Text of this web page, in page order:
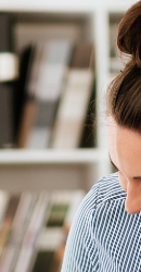
met jou worden
behoeften
doelstellingen
geformuleerd,
programma’s
en resultaat